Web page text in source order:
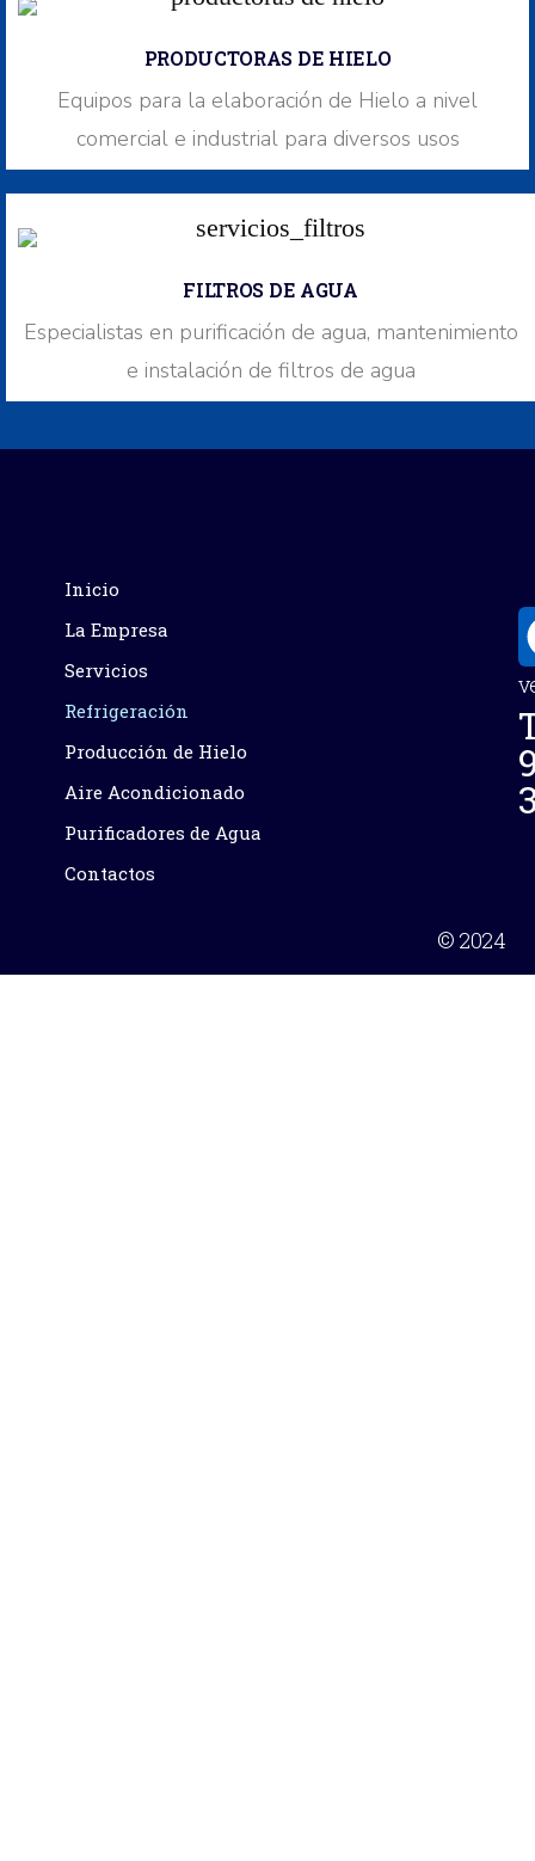
PRODUCTORAS DE HIELO
Equipos para la elaboración de Hielo a nivel
comercial e industrial para diversos usos
FILTROS DE AGUA
Especialistas en purificación de agua, mantenimiento
e instalación de filtros de agua
Inicio
La Empresa
Servicios
Refrigeración
Producción de Hielo
Aire Acondicionado
Purificadores de Agua
Contactos
© 2024